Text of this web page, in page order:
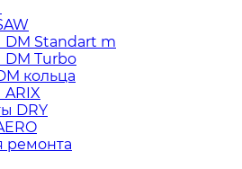
Standart m
Turbo
кольца
DRY
ремонта